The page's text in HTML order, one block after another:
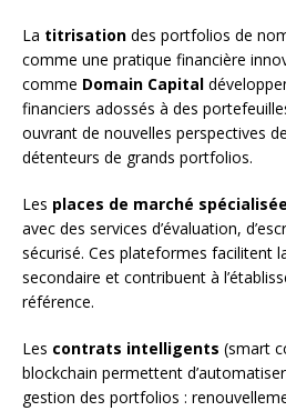
La titrisation des portfolios de
comme une pratique financière
comme Domain Capital
financiers adossés à des
ouvrant de nouvelles perspectives
détenteurs de grands portfolios.
Les places de marché
avec des services d’évaluation,
sécurisé. Ces plateformes facilitent
secondaire et contribuent à
référence.
Les contrats intelligents (smart
blockchain permettent
gestion des portfolios :